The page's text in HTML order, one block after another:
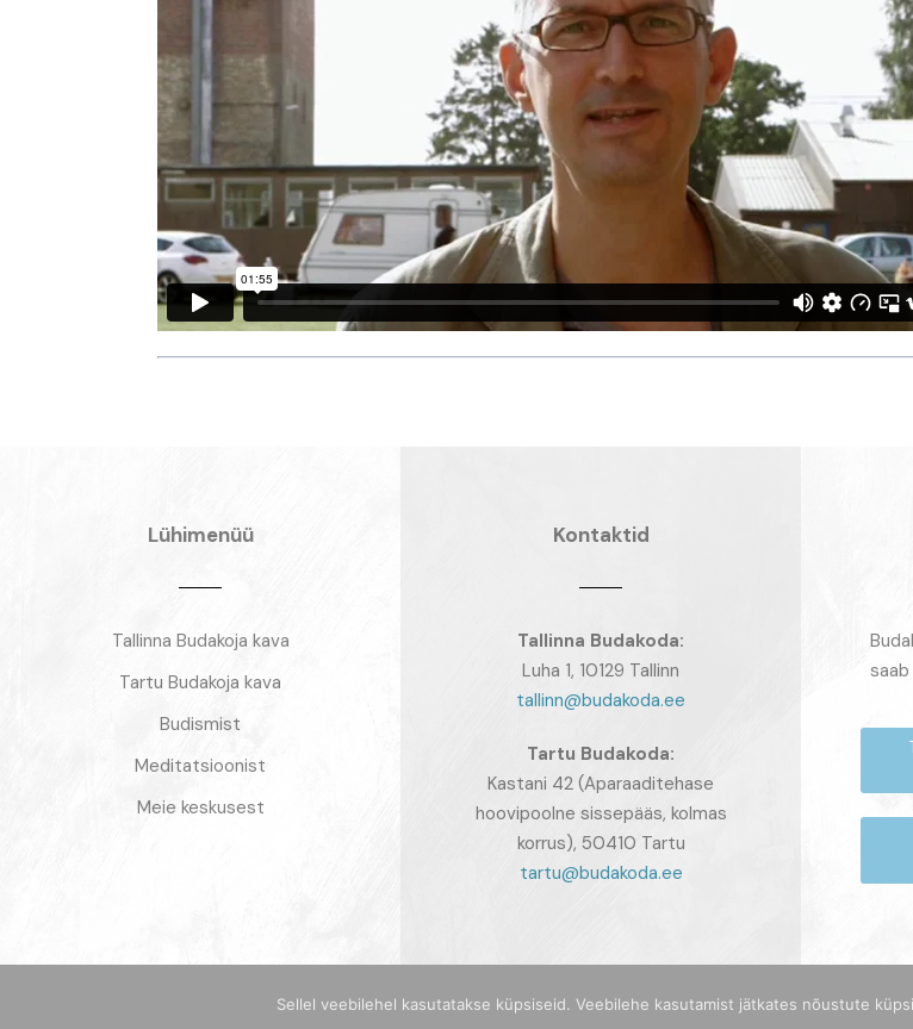
Lühimenüü
Tallinna Budakoja kava
Tartu Budakoja kava
Budismist
Meditatsioonist
Meie keskusest
Kontaktid
Tallinna Budakoda:
Luha 1, 10129 Tallinn
tallinn@budakoda.ee
Tartu Budakoda:
Kastani 42 (Aparaaditehase
hoovipoolne sissepääs, kolmas
korrus), 50410 Tartu
tartu@budakoda.ee
BUDAKODA.EE • 2009-
Sellel veebilehel kasutatakse küpsiseid. Veebilehe kasutamist jätkates nõustute